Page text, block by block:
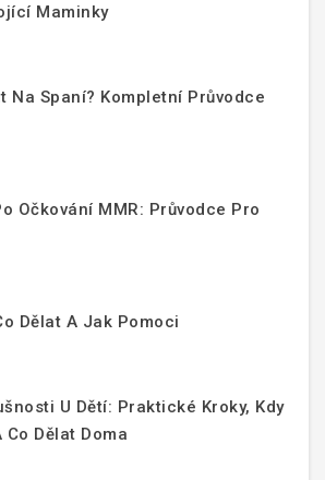
Maminky
Na Spaní? Kompletní Průvodce
Očkování MMR: Průvodce Pro
Dělat A Jak Pomoci
U Dětí: Praktické Kroky, Kdy
Dělat Doma